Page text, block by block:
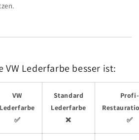
VW Lederfarbe besser ist:
VW
Lederfarbe
✅
Standard
Lederfarbe
❌
Profi-
✅